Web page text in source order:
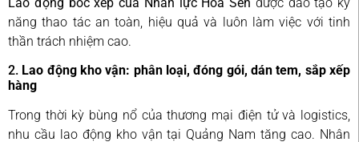
năng thao tác an toàn, hiệu quả và luôn làm việc với tinh
thần trách nhiệm cao.
2. Lao động kho vận: phân loại, đóng gói, dán tem, sắp xếp
hàng
Trong thời kỳ bùng nổ của thương mại điện tử và logistics,
nhu cầu lao động kho vận tại Quảng Nam tăng cao. Nhân